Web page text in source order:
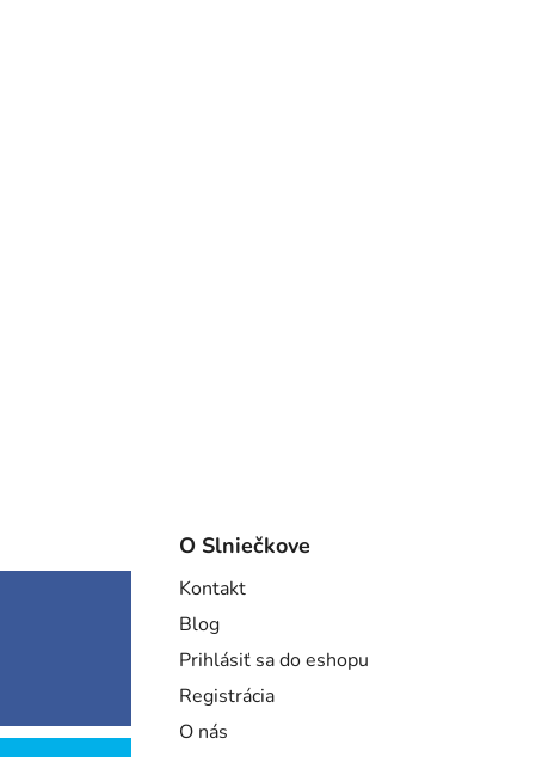
O Slniečkove
Kontakt
Blog
Prihlásiť sa do eshopu
Registrácia
O nás